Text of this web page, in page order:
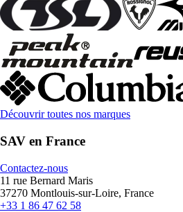
Découvrir toutes nos marques
SAV en France
Contactez-nous
11 rue Bernard Maris
37270 Montlouis-sur-Loire, France
+33 1 86 47 62 58